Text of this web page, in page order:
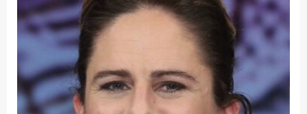
Kultur und Technik
Fakultät Wirtschafts- und
Sozialwissenschaften
Finanzen
Forschung, Kooperation,
Drittmittel